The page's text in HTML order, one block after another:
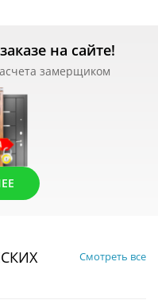
на сайте!
замерщиком
Смотреть все